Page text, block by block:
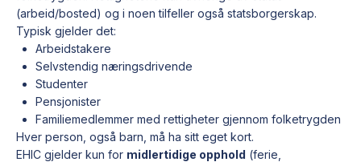
(arbeid/bosted) og i noen tilfeller også statsborgerskap.
Typisk gjelder det:
Arbeidstakere
Selvstendig næringsdrivende
Studenter
Pensjonister
Familiemedlemmer med rettigheter gjennom folketrygden
Hver person, også barn, må ha sitt eget kort.
EHIC gjelder kun for midlertidige opphold (ferie,